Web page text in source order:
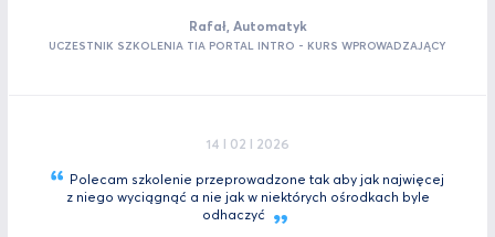
Rafał, Automatyk
UCZESTNIK SZKOLENIA TIA PORTAL INTRO - KURS WPROWADZAJĄCY
14 I 02 I 2026
Polecam szkolenie przeprowadzone tak aby jak najwięcej
z niego wyciągnąć a nie jak w niektórych ośrodkach byle
odhaczyć